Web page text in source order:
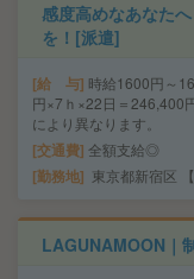
感度高めなあなた
を！[派遣]
給 与 時給1600円～
円×7ｈ×22日＝246,400
により異なります。
交通費 全額支給◎
勤務地 東京都新宿区
LAGUNAMOON｜